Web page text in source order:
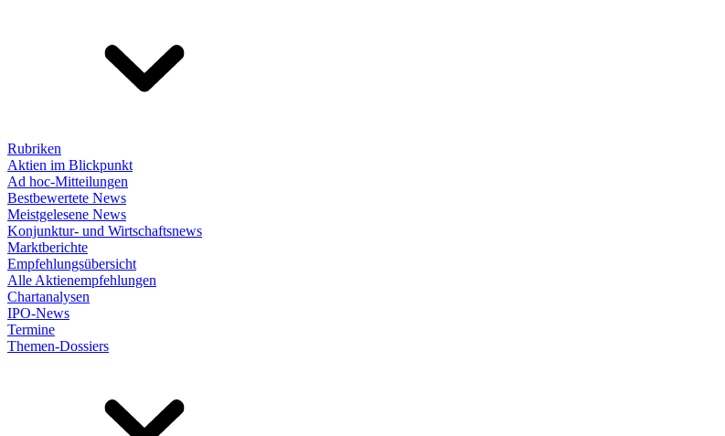
Rubriken
Aktien im Blickpunkt
Ad hoc-Mitteilungen
Bestbewertete News
Meistgelesene News
Konjunktur- und Wirtschaftsnews
Marktberichte
Empfehlungsübersicht
Alle Aktienempfehlungen
Chartanalysen
IPO-News
Termine
Themen-Dossiers